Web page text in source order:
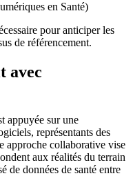
en Santé)
pour anticiper les
de référencement.
avec
appuyée sur une
représentants des
approche collaborative vise
aux réalités du terrain
de données de santé entre